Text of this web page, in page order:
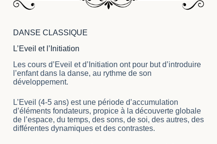
DANSE CLASSIQUE
L’Eveil et l’Initiation
Les cours d’Eveil et d’Initiation ont pour but d’introduire
l’enfant dans la danse, au rythme de son
développement.
L’Eveil (4-5 ans) est une période d’accumulation
d’éléments fondateurs, propice à la découverte globale
de l’espace, du temps, des sons, de soi, des autres, des
différentes dynamiques et des contrastes.